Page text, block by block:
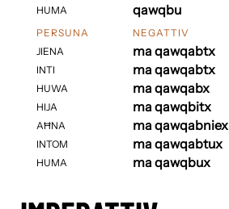
HUMA
qawqbu
PERSUNA
JIENA
INTI
HUWA
HIJA
AĦNA
INTOM
HUMA
NEGATTIV
ma qawqabtx
ma qawqabtx
ma qawqabx
ma qawqbitx
ma qawqabniex
ma qawqabtux
ma qawqbux